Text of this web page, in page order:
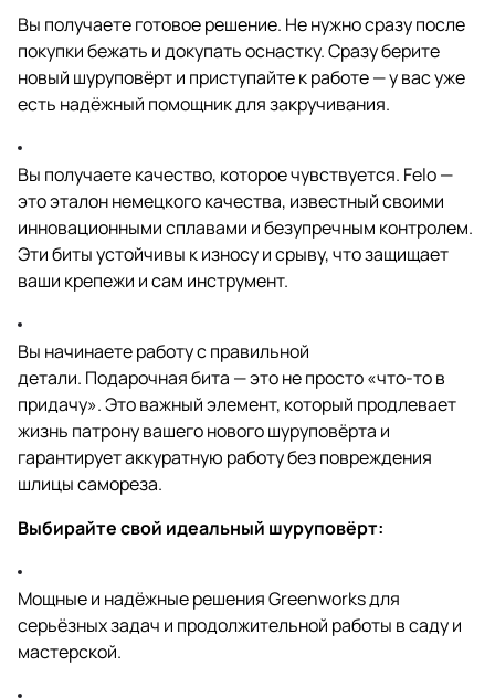
0
2
0
3
ор
на
я
то
рн
ая
сщ
ет
оч
на
я
я
я
Вы получаете готовое решение. Не нужно сразу после
покупки бежать и докупать оснастку. Сразу берите
новый шуруповёрт и приступайте к работе — у вас уже
есть надёжный помощник для закручивания.
Вы получаете качество, которое чувствуется. Felo —
это эталон немецкого качества, известный своими
инновационными сплавами и безупречным контролем.
Эти биты устойчивы к износу и срыву, что защищает
ваши крепежи и сам инструмент.
Вы начинаете работу с правильной
детали. Подарочная бита — это не просто «что-то в
придачу». Это важный элемент, который продлевает
жизнь патрону вашего нового шуруповёрта и
гарантирует аккуратную работу без повреждения
шлицы самореза.
Выбирайте свой идеальный шуруповёрт:
Мощные и надёжные решения Greenworks для
серьёзных задач и продолжительной работы в саду и
мастерской.